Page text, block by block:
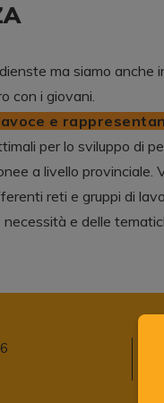
ma siamo
con i giovani.
e
per lo sviluppo di
a livello
reti e gruppi di
e delle